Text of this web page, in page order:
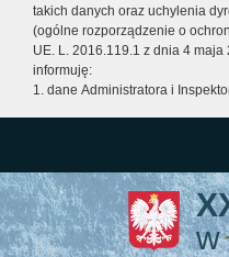
takich danych oraz uchylenia
(ogólne rozporządzenie o
UE. L. 2016.119.1 z dnia 4 maja
informuję:
1. dane Administratora i
w